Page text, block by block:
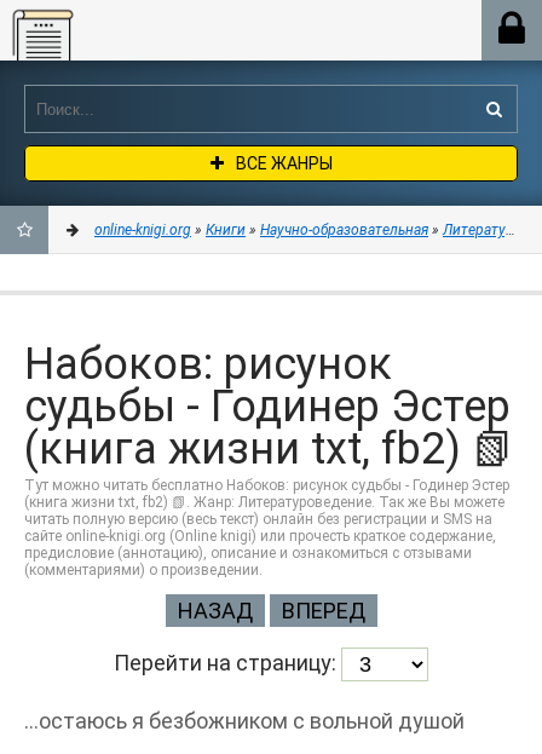
Online-knigi.org
ВСЕ ЖАНРЫ
ЗАКЛАДКИ
online-knigi.org » Книги » Научно-образовательная »
Набоков: рисунок
судьбы - Годинер Эстер
(книга жизни txt, fb2) 📗
Тут можно читать бесплатно Набоков: рисунок судьбы - Годинер Эстер
(книга жизни txt, fb2) 📗. Жанр: Литературоведение. Так же Вы можете
читать полную версию (весь текст) онлайн без регистрации и SMS на
сайте online-knigi.org (Online knigi) или прочесть краткое содержание,
предисловие (аннотацию), описание и ознакомиться с отзывами
(комментариями) о произведении.
НАЗАД ВПЕРЕД
Перейти на страницу:
…остаюсь я безбожником с вольной душой